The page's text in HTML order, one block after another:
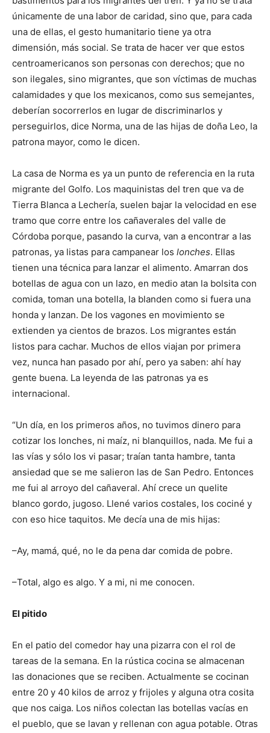
únicamente de una labor de caridad, sino que, para cada
una de ellas, el gesto humanitario tiene ya otra
dimensión, más social. Se trata de hacer ver que estos
centroamericanos son personas con derechos; que no
son ilegales, sino migrantes, que son víctimas de muchas
calamidades y que los mexicanos, como sus semejantes,
deberían socorrerlos en lugar de discriminarlos y
perseguirlos, dice Norma, una de las hijas de doña Leo, la
patrona mayor, como le dicen.
La casa de Norma es ya un punto de referencia en la ruta
migrante del Golfo. Los maquinistas del tren que va de
Tierra Blanca a Lechería, suelen bajar la velocidad en ese
tramo que corre entre los cañaverales del valle de
Córdoba porque, pasando la curva, van a encontrar a las
patronas, ya listas para campanear los lonches. Ellas
tienen una técnica para lanzar el alimento. Amarran dos
botellas de agua con un lazo, en medio atan la bolsita con
comida, toman una botella, la blanden como si fuera una
honda y lanzan. De los vagones en movimiento se
extienden ya cientos de brazos. Los migrantes están
listos para cachar. Muchos de ellos viajan por primera
vez, nunca han pasado por ahí, pero ya saben: ahí hay
gente buena. La leyenda de las patronas ya es
internacional.
“Un día, en los primeros años, no tuvimos dinero para
cotizar los lonches, ni maíz, ni blanquillos, nada. Me fui a
las vías y sólo los vi pasar; traían tanta hambre, tanta
ansiedad que se me salieron las de San Pedro. Entonces
me fui al arroyo del cañaveral. Ahí crece un quelite
blanco gordo, jugoso. Llené varios costales, los cociné y
con eso hice taquitos. Me decía una de mis hijas:
–Ay, mamá, qué, no le da pena dar comida de pobre.
–Total, algo es algo. Y a mi, ni me conocen.
El pitido
En el patio del comedor hay una pizarra con el rol de
tareas de la semana. En la rústica cocina se almacenan
las donaciones que se reciben. Actualmente se cocinan
entre 20 y 40 kilos de arroz y frijoles y alguna otra cosita
que nos caiga. Los niños colectan las botellas vacías en
el pueblo, que se lavan y rellenan con agua potable. Otras